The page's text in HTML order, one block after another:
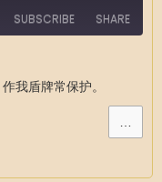
SUBSCRIBE SHARE
我盾牌常保护。
…